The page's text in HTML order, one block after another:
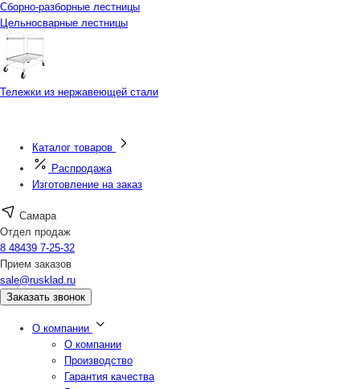
Сборно-разборные лестницы
Цельносварные лестницы
Тележки из нержавеющей стали
Каталог товаров
Распродажа
Изготовление на заказ
Самара
Отдел продаж
8 48439 7-25-32
Прием заказов
sale@rusklad.ru
Заказать звонок
О компании
О компании
Производство
Гарантия качества